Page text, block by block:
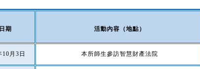
日期 活動內容（地點）
10月3日 本所師生參訪智慧財產法院